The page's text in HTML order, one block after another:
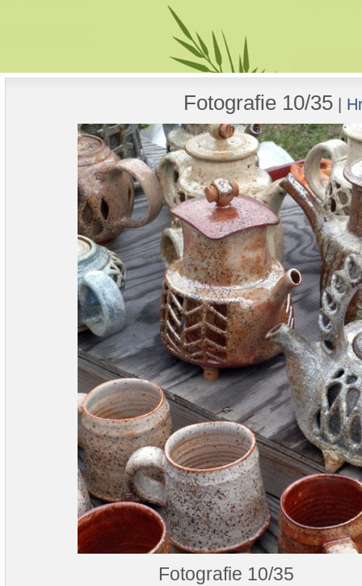
Fotografie 10/35 |
Fotografie 10/35